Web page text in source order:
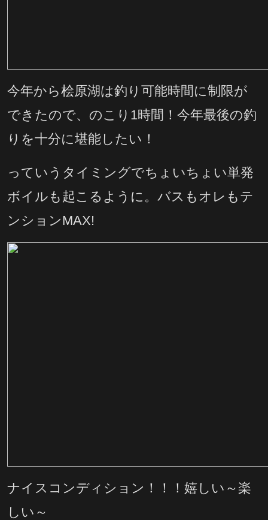
今年から桧原湖は釣り可能時間に制限が
できたので、のこり1時間！今年最後の釣
りを十分に堪能したい！
っていうタイミングでちょいちょい単発
ボイルも起こるように。バスもオレもテ
ンションMAX!
ナイスコンディション！！！嬉しい～楽
しい～